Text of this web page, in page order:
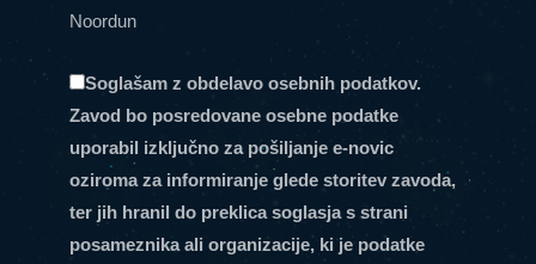
Noordun
Soglašam z obdelavo osebnih podatkov.
Zavod bo posredovane osebne podatke
uporabil izključno za pošiljanje e-novic
oziroma za informiranje glede storitev zavoda,
ter jih hranil do preklica soglasja s strani
posameznika ali organizacije, ki je podatke